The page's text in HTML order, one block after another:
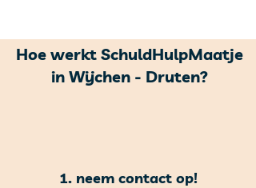
Jaarrekening 2025
Hoe werkt SchuldHulpMaatje
in Wijchen - Druten?
1. neem contact op!